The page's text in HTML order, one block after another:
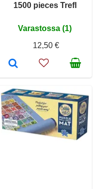
1500 pieces Trefl
Varastossa (1)
12,50 €